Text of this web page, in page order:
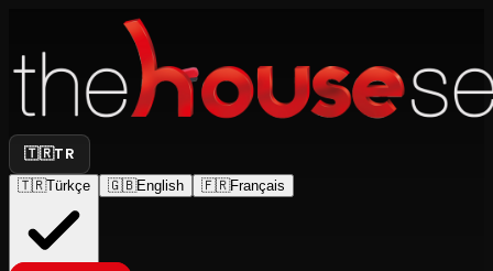
🇹🇷TR
🇹🇷Türkçe 🇬🇧English 🇫🇷Français